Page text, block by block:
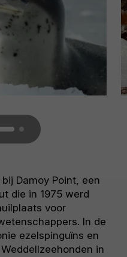
Damoy Point, een
die in 1975 werd
voor
In de
ezelspinguïns en
in